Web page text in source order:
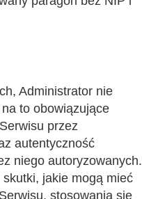
Administrator nie
to obowiązujące
przez
autentyczność
niego autoryzowanych.
jakie mogą mieć
stosowania się